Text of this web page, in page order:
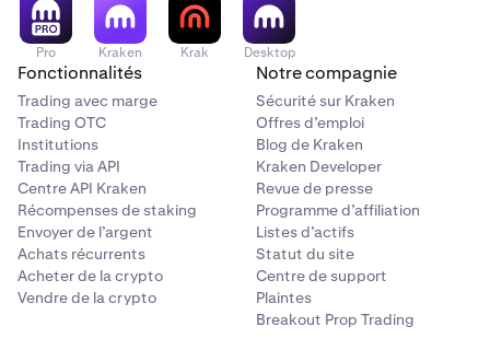
Pro Kraken Krak Desktop
Fonctionnalités
Trading avec marge
Trading OTC
Institutions
Trading via API
Centre API Kraken
Récompenses de staking
Envoyer de l’argent
Achats récurrents
Acheter de la crypto
Vendre de la crypto
Notre compagnie
Sécurité sur Kraken
Offres d’emploi
Blog de Kraken
Kraken Developer
Revue de presse
Programme d’affiliation
Listes d’actifs
Statut du site
Centre de support
Plaintes
Breakout Prop Trading